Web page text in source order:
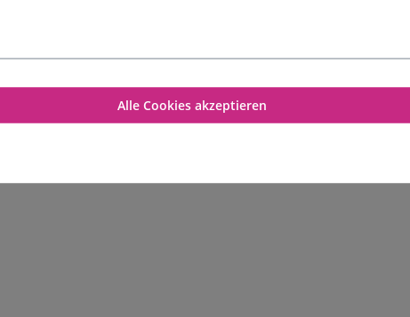
9,69 €*
Alle Cookies akzeptieren